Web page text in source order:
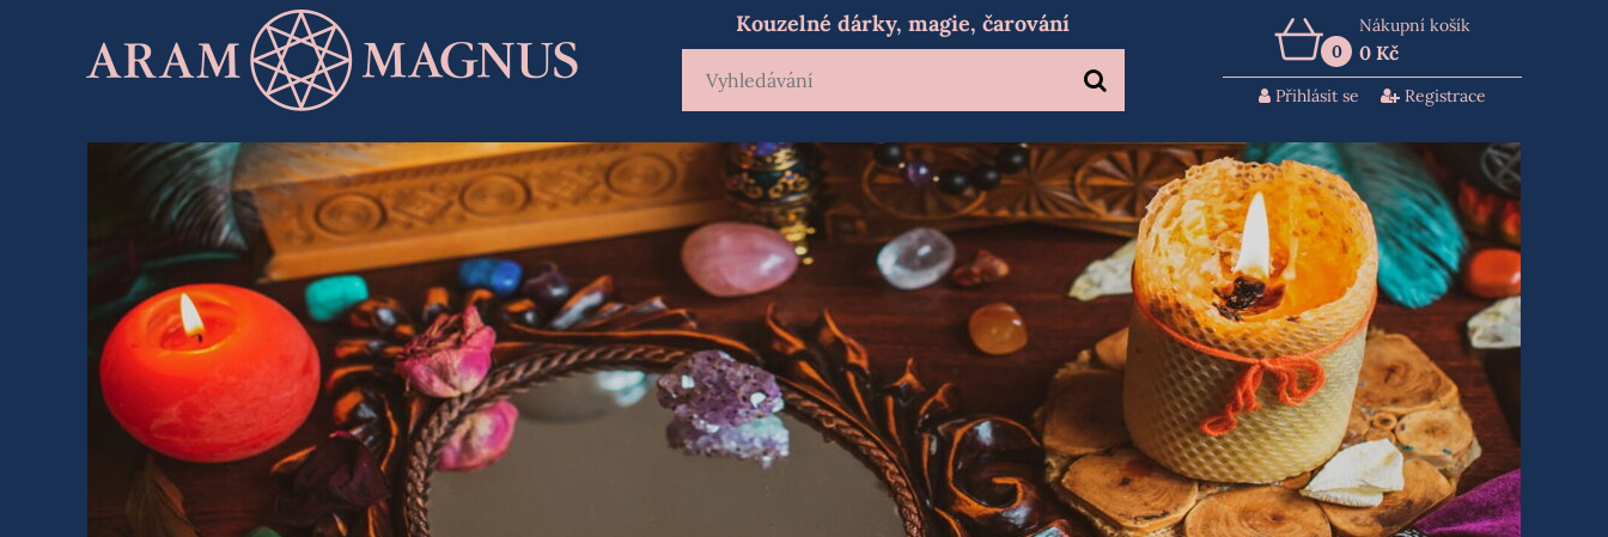
Kouzelné dárky, magie, čarování
0
Nákupní košík
0 Kč
Přihlásit se Registrace